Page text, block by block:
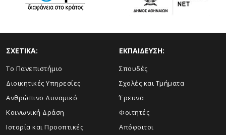
ΣΧΕΤΙΚΑ:
Το Πανεπιστήμιο
Διοικητικές Υπηρεσίες
Ανθρώπινο Δυναμικό
Κοινωνική Δράση
Ιστορία και Προοπτικές
ΕΚΠΑΙΔΕΥΣΗ:
Σπουδές
Σχολές και Τμήματα
Έρευνα
Φοιτητές
Απόφοιτοι